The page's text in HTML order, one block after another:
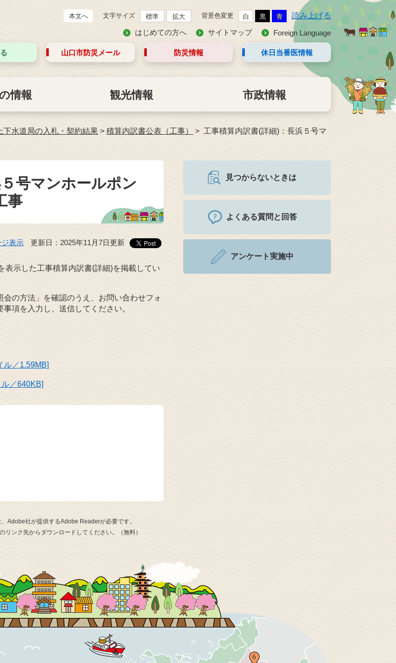
本文へ 文字サイズ 標準 拡大 背景色変更 白 黒 青 読み上げる
はじめての方へ サイトマップ Foreign Language
山口市防災 メール 防災情報 休日当番医情報
情報 観光情報 市政情報
上下水道局の入札・契約結果 > 積算内訳書公表（工事）
工事積算内訳書(詳細)：長浜５号マ
号マンホールポン
事
表示 更新日：2025年11月7日更新
表示した工事積算内訳書(詳細)を掲載してい
の方法」を確認のうえ、お問い合わせフォ
項を入力し、送信してください。
ル／1.59MB]
／640KB]
Adobe社が提供するAdobe Readerが必要です。
ンク先からダウンロードしてください。（無料）
見つからないときは
よくある質問と回答
アンケート実施中